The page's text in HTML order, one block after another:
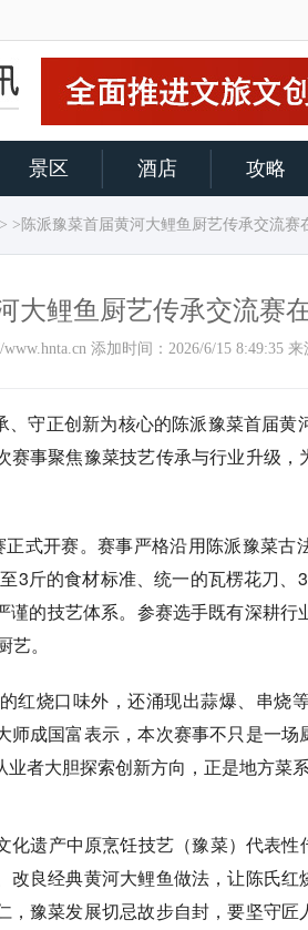
景区 酒店 攻略
> >陈派豫菜首届黄河大鲤鱼厨艺传承交流
大鲤鱼厨艺传承交流赛
www.hnta.cn 添加时间：2026/6/15 8:49:35
、守正创新为核心的陈派豫菜首届
赛事聚焦豫菜技艺传承与行业升级
式开赛。赛事严格沿用陈派豫菜古
3斤的食材标准、统一的瓦楞花刀
谨的技艺体系。参赛选手既有深耕
。
红烧口味外，还涌现出蒜爆、串烧
师成国富表示，本次赛事不只是一
者大胆探索创新方向，正是地方菜
遗产中原烹饪技艺（豫菜）代表
改良经典黄河大鲤鱼做法，让陈氏
，豫菜发展切忌故步自封，要坚守